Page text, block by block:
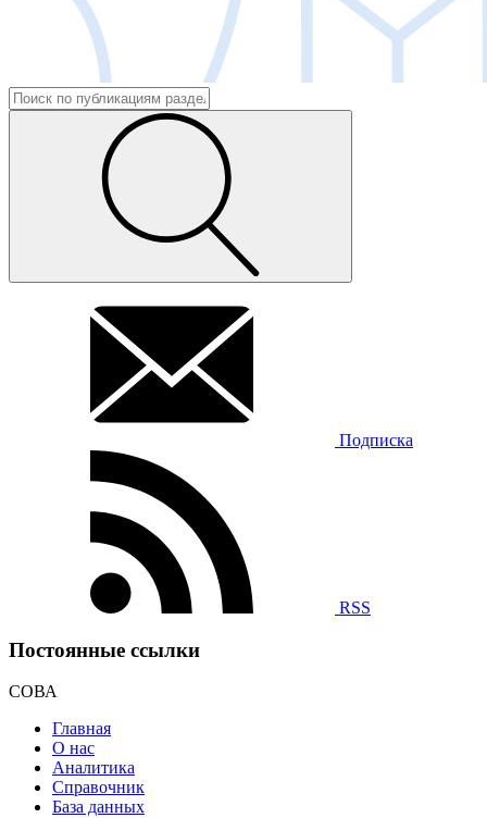
Подписка
RSS
Постоянные ссылки
СОВА
Главная
О нас
Аналитика
Справочник
База данных